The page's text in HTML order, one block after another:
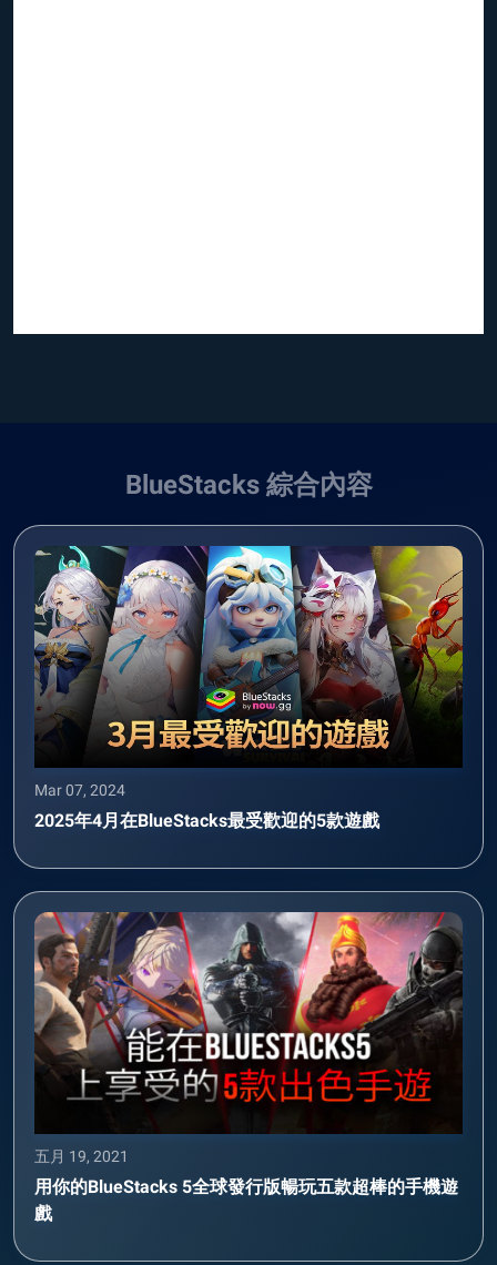
BlueStacks 綜合內容
Mar 07, 2024
2025年4月在BlueStacks最受歡迎的5款遊戲
五月 19, 2021
用你的BlueStacks 5全球發行版暢玩五款超棒的手機遊
戲